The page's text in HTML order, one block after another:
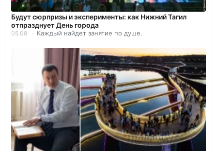
Будут сюрпризы и эксперименты: как Нижний Тагил
отпразднует День города
05.08 Каждый найдет занятие по душе.